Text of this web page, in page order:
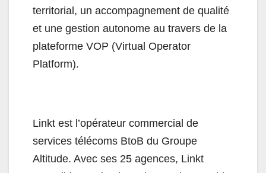
territorial, un accompagnement de qualité
et une gestion autonome au travers de la
plateforme VOP (Virtual Operator
Platform).
Linkt est l’opérateur commercial de
services télécoms BtoB du Groupe
Altitude. Avec ses 25 agences, Linkt